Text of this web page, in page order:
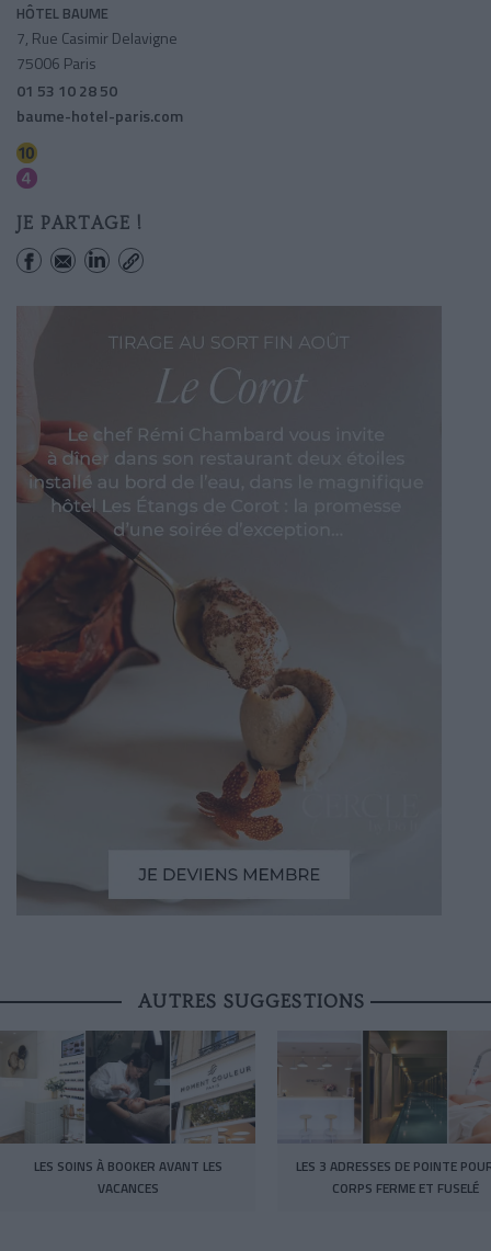
HÔTEL BAUME
7, Rue Casimir Delavigne
75006 Paris
01 53 10 28 50
baume-hotel-paris.com
JE PARTAGE !
AUTRES SUGGESTIONS
LES SOINS À BOOKER AVANT LES
VACANCES
LES 3 ADRESSES DE POINTE
CORPS FERME ET FUSELÉ